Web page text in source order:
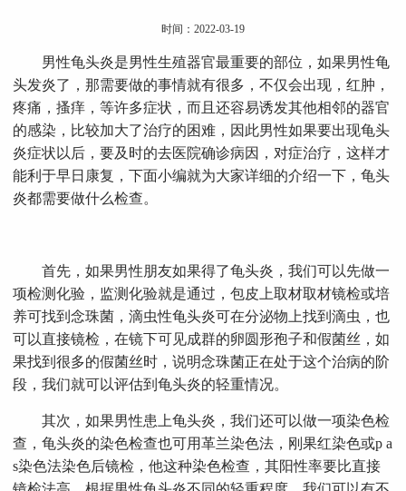
时间：2022-03-19
男性龟头炎是男性生殖器官最重要的部位，如果男性龟
头发炎了，那需要做的事情就有很多，不仅会出现，红肿，
疼痛，搔痒，等许多症状，而且还容易诱发其他相邻的器官
的感染，比较加大了治疗的困难，因此男性如果要出现龟头
炎症状以后，要及时的去医院确诊病因，对症治疗，这样才
能利于早日康复，下面小编就为大家详细的介绍一下，龟头
炎都需要做什么检查。
首先，如果男性朋友如果得了龟头炎，我们可以先做一
项检测化验，监测化验就是通过，包皮上取材取材镜检或培
养可找到念珠菌，滴虫性龟头炎可在分泌物上找到滴虫，也
可以直接镜检，在镜下可见成群的卵圆形孢子和假菌丝，如
果找到很多的假菌丝时，说明念珠菌正在处于这个治病的阶
段，我们就可以评估到龟头炎的轻重情况。
其次，如果男性患上龟头炎，我们还可以做一项染色检
查，龟头炎的染色检查也可用革兰染色法，刚果红染色或p a
s染色法染色后镜检，他这种染色检查，其阳性率要比直接